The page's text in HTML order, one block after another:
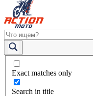
Exact matches only
Search in title